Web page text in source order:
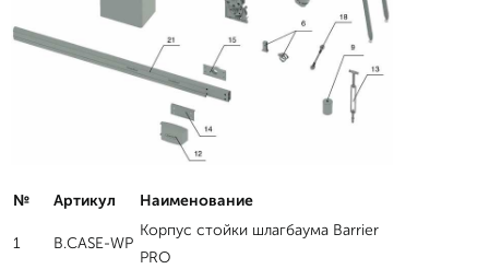
№ Артикул Наименование
1 B.CASE-WP
Корпус стойки шлагбаума Barrier
PRO